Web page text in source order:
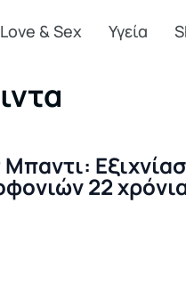
Love & Sex Υγεία
Μπαντι:
22